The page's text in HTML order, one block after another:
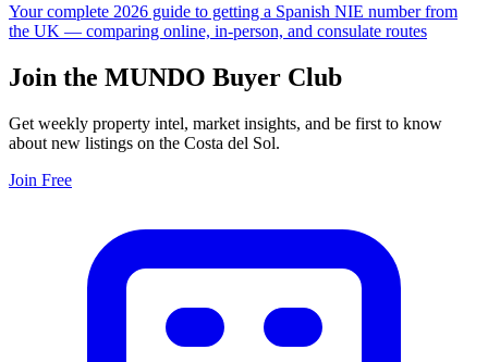
Your complete 2026 guide to getting a Spanish NIE number from
the UK — comparing online, in-person, and consulate routes
Join the MUNDO Buyer Club
Get weekly property intel, market insights, and be first to know
about new listings on the Costa del Sol.
Join Free